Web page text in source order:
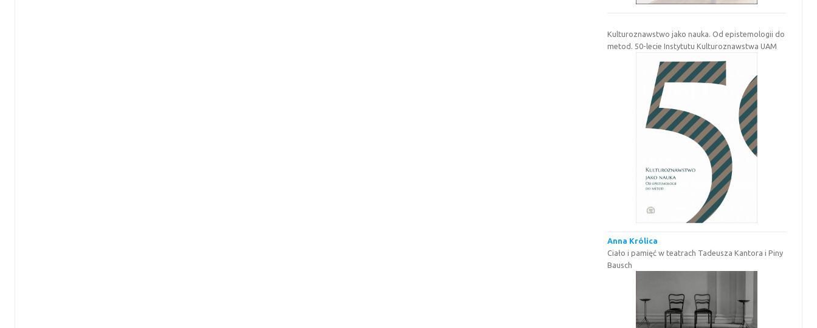
Kulturoznawstwo jako nauka. Od epistemologii do
metod. 50-lecie Instytutu Kulturoznawstwa UAM
Anna Królica
Ciało i pamięć w teatrach Tadeusza Kantora i Piny
Bausch